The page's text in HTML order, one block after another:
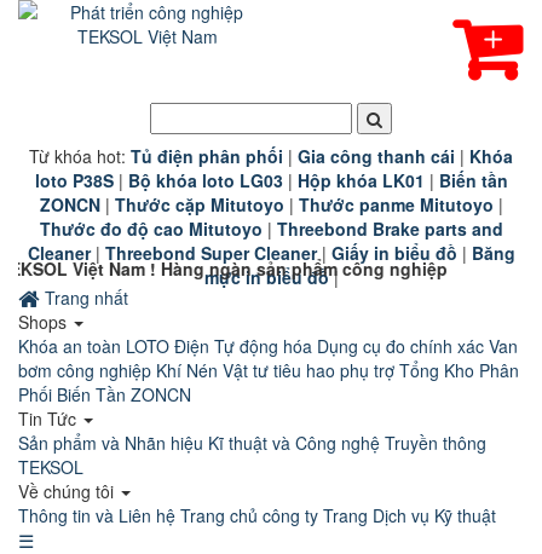
Từ khóa hot: Tủ điện phân phối | Gia công thanh cái | Khóa
loto P38S| Bộ khóa loto LG03| Hộp khóa LK01 | Biến tần
ZONCN| Thước cặp Mitutoyo | Thước panme Mitutoyo |
Thước đo độ cao Mitutoyo | Threebond Brake parts and
Cleaner| Threebond Super Cleaner| Giấy in biểu đồ | Băng
mực in biểu đồ |
ngàn sản phẩm công nghiệp chính hãng chất lượng cao đang
Trang nhất
Shops
Khóa an toàn LOTO Điện Tự động hóa Dụng cụ đo chính xác Van
bơm công nghiệp Khí Nén Vật tư tiêu hao phụ trợ Tổng Kho Phân
Phối Biến Tần ZONCN
Tin Tức
Sản phẩm và Nhãn hiệu Kĩ thuật và Công nghệ Truyền thông
TEKSOL
Về chúng tôi
Thông tin và Liên hệ Trang chủ công ty Trang Dịch vụ Kỹ thuật
☰